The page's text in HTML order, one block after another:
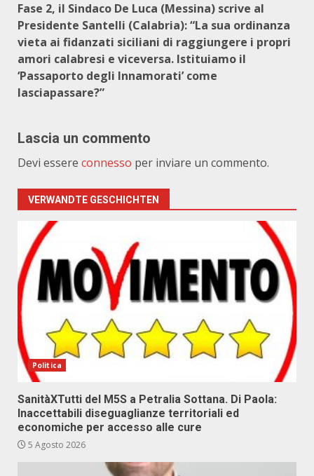
Fase 2, il Sindaco De Luca (Messina) scrive al
Presidente Santelli (Calabria): “La sua ordinanza
vieta ai fidanzati siciliani di raggiungere i propri
amori calabresi e viceversa. Istituiamo il
‘Passaporto degli Innamorati’ come
lasciapassare?”
Lascia un commento
Devi essere connesso per inviare un commento.
VERWANDTE GESCHICHTEN
Politica
SanitàXTutti del M5S a Petralia Sottana. Di Paola:
Inaccettabili diseguaglianze territoriali ed
economiche per accesso alle cure
5 Agosto 2026